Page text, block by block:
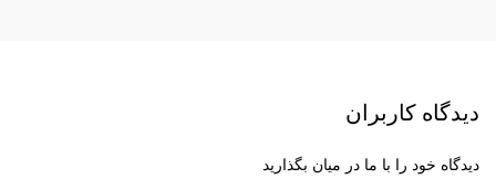
دیدگاه کاربران
دیدگاه خود را با ما در میان بگذارید